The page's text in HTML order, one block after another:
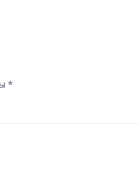
*